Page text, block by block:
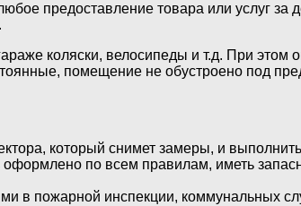
предоставление товара или услуг за
коляски, велосипеды и т.д. При этом
помещение не обустроено под
который снимет замеры, и выполнить
по всем правилам, иметь
в пожарной инспекции, коммунальных